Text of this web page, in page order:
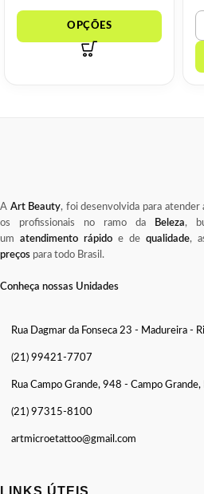
A Art Beauty, foi desenvolvida para atender
os profissionais no ramo da
Beleza,
um atendimento rápido e de qualidade,
preços para todo Brasil.
Conheça nossas Unidades
Rua Dagmar da Fonseca 23 - Madureira -
(21) 99421-7707
Rua Campo Grande, 948 - Campo Grande,
(21) 97315-8100
artmicroetattoo@gmail.com
LINKS ÚTEIS